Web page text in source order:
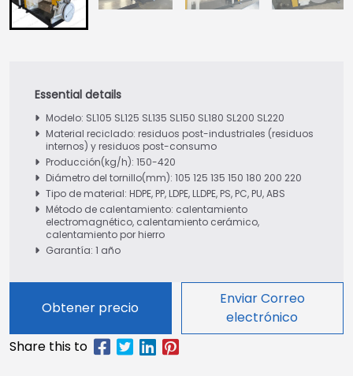
Modelo: SL105 SL125 SL135 SL150 SL180 SL200 SL220
Material reciclado: residuos post-industriales (residuos
internos) y residuos post-consumo
Producción(kg/h): 150-420
Diámetro del tornillo(mm): 105 125 135 150 180 200 220
Tipo de material: HDPE, PP, LDPE, LLDPE, PS, PC, PU, ABS
Método de calentamiento: calentamiento
electromagnético, calentamiento cerámico,
calentamiento por hierro
Garantía: 1 año
Obtener precio
Enviar Correo
electrónico